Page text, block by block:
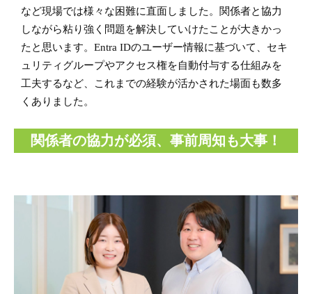
など現場では様々な困難に直面しました。関係者と協力
しながら粘り強く問題を解決していけたことが大きかっ
たと思います。Entra IDのユーザー情報に基づいて、セキ
ュリティグループやアクセス権を自動付与する仕組みを
工夫するなど、これまでの経験が活かされた場面も数多
くありました。
関係者の協力が必須、事前周知も大事！